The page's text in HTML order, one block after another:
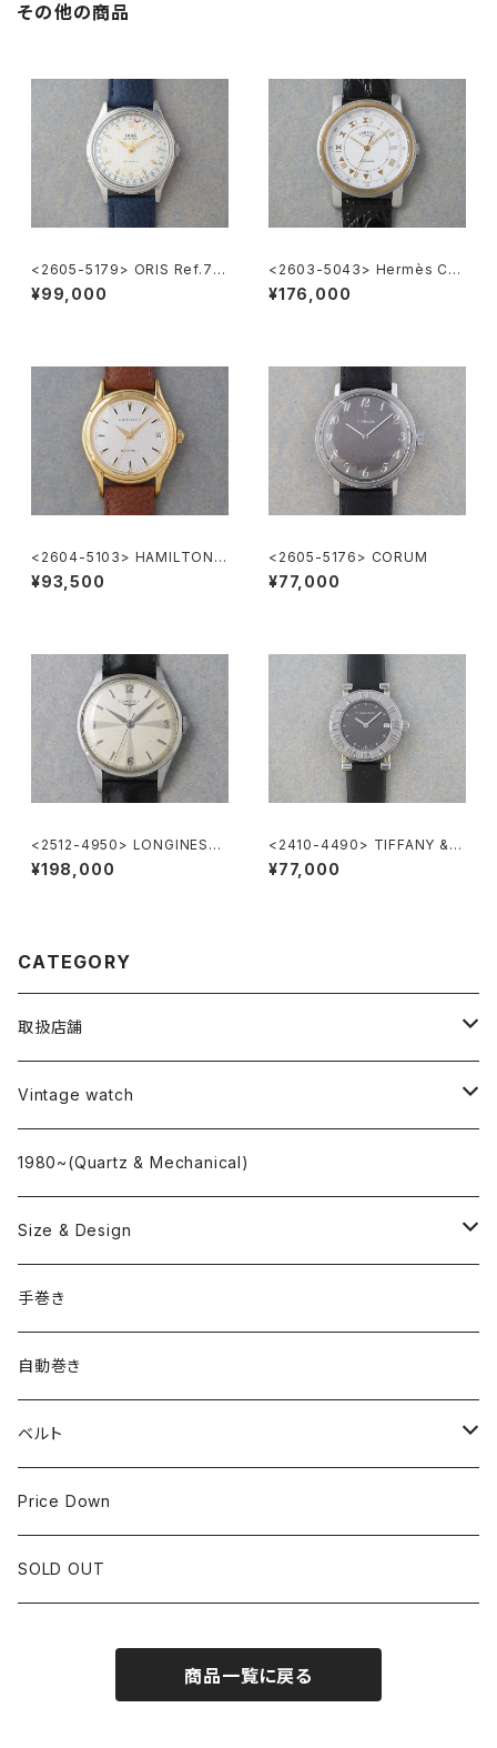
その他の商品
<2605-5179> ORIS Ref.74
70 ”POINTER DATE"
¥99,000
<2603-5043> Hermès Car
rick
¥176,000
<2604-5103> HAMILTON A
utomatic
¥93,500
<2605-5176> CORUM
¥77,000
<2512-4950> LONGINES
"Cal.12.68.ZS"
¥198,000
<2410-4490> TIFFANY & C
o. Atlas
¥77,000
CATEGORY
取扱店舗
L o'clock
"delve"
Vintage watch
海外ブランド
OMEGA
ROLEX
国産ブランド
SEIKO
CITIZEN
1980~(Quartz & Mechanical)
Size & Design
~24.9mm
25mm~29.9mm
30mm~34.9mm
35mm~39.9mm
40mm~
手巻き
自動巻き
ベルト
HIRSCHベルト
SSブレスレット
Price Down
SOLD OUT
商品一覧に戻る